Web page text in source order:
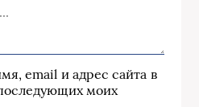
email и адрес сайта в
моих